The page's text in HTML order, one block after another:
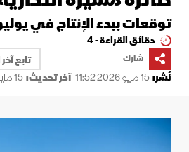
توقعات ببدء الإنتاج في
دقائق القراءة - 4
شارك
تابع
نُشر:15 مايو 2026 11:52 آخر تحديث:15 مايو 2026 11:52